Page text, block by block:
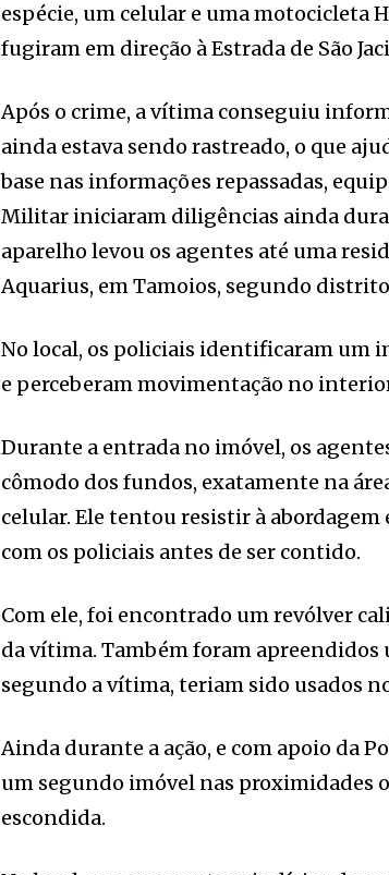
espécie, um celular e uma motocicleta
fugiram em direção à Estrada de São
Após o crime, a vítima conseguiu
ainda estava sendo rastreado, o que
base nas informações repassadas,
Militar iniciaram diligências ainda
aparelho levou os agentes até uma
Aquarius, em Tamoios, segundo
No local, os policiais identificaram um
e perceberam movimentação no
Durante a entrada no imóvel, os
cômodo dos fundos, exatamente na
celular. Ele tentou resistir à
com os policiais antes de ser contido.
Com ele, foi encontrado um revólver
da vítima. Também foram apreendidos
segundo a vítima, teriam sido usados
Ainda durante a ação, e com apoio da
um segundo imóvel nas proximidades
escondida.